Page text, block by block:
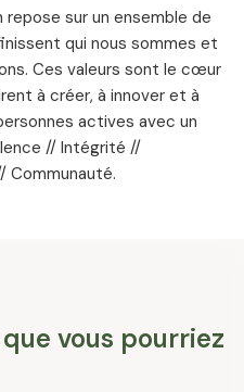
repose sur un ensemble de
qui nous sommes et
Ces valeurs sont le cœur
à créer, à innover et à
actives avec un
// Intégrité //
Communauté.
vous pourriez